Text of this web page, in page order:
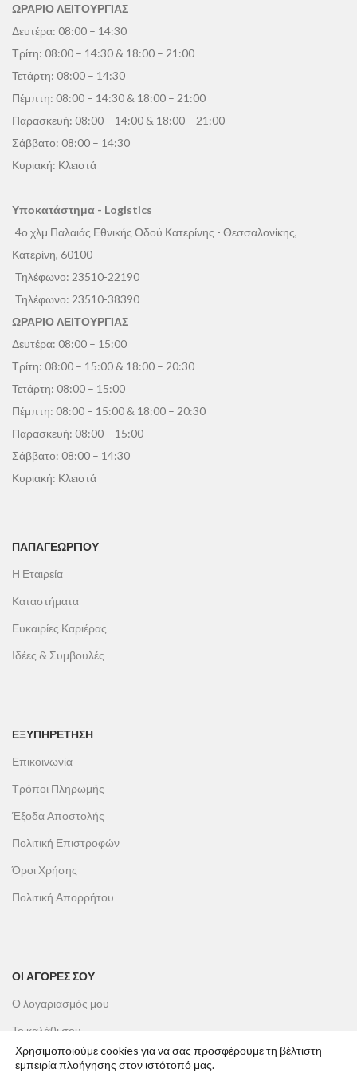
ΩΡΑΡΙΟ ΛΕΙΤΟΥΡΓΙΑΣ
Δευτέρα: 08:00 – 14:30
Τρίτη: 08:00 – 14:30 & 18:00 – 21:00
Τετάρτη: 08:00 – 14:30
Πέμπτη: 08:00 – 14:30 & 18:00 – 21:00
Παρασκευή: 08:00 – 14:00 & 18:00 – 21:00
Σάββατο: 08:00 – 14:30
Κυριακή: Κλειστά
Υποκατάστημα - Logistics
4ο χλμ Παλαιάς Εθνικής Οδού Κατερίνης - Θεσσαλονίκης,
Κατερίνη, 60100
Τηλέφωνο: 23510-22190
Τηλέφωνο: 23510-38390
ΩΡΑΡΙΟ ΛΕΙΤΟΥΡΓΙΑΣ
Δευτέρα: 08:00 – 15:00
Τρίτη: 08:00 – 15:00 & 18:00 – 20:30
Τετάρτη: 08:00 – 15:00
Πέμπτη: 08:00 – 15:00 & 18:00 – 20:30
Παρασκευή: 08:00 – 15:00
Σάββατο: 08:00 – 14:30
Κυριακή: Κλειστά
ΠΑΠΑΓΕΩΡΓΊΟΥ
Η Εταιρεία
Καταστήματα
Ευκαιρίες Καριέρας
Ιδέες & Συμβουλές
ΕΞΥΠΗΡΕΤΗΣΗ
Επικοινωνία
Τρόποι Πληρωμής
Έξοδα Αποστολής
Πολιτική Επιστροφών
Όροι Χρήσης
Πολιτική Απορρήτου
ΟΙ ΑΓΟΡΕΣ ΣΟΥ
Ο λογαριασμός μου
Το καλάθι σου
Οι παραγγελίες σου
Χρησιμοποιούμε cookies για να σας προσφέρουμε τη βέλτιστη
εμπειρία πλοήγησης στον ιστότοπό μας.